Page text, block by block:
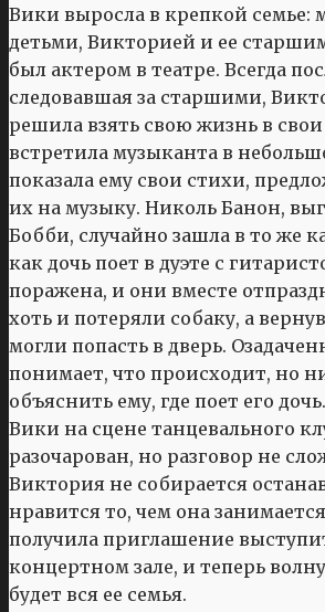
Вики выросла в крепкой семье:
детьми, Викторией и ее
был актером в театре. Всегда
следовавшая за старшими,
решила взять свою жизнь в
встретила музыканта в
показала ему свои стихи,
их на музыку. Николь Банон,
Бобби, случайно зашла в то же
как дочь поет в дуэте с
поражена, и они вместе
хоть и потеряли собаку, а
могли попасть в дверь.
понимает, что происходит, но
объяснить ему, где поет его
Вики на сцене танцевального
разочарован, но разговор не
Виктория не собирается
нравится то, чем она
получила приглашение
концертном зале, и теперь
будет вся ее семья.